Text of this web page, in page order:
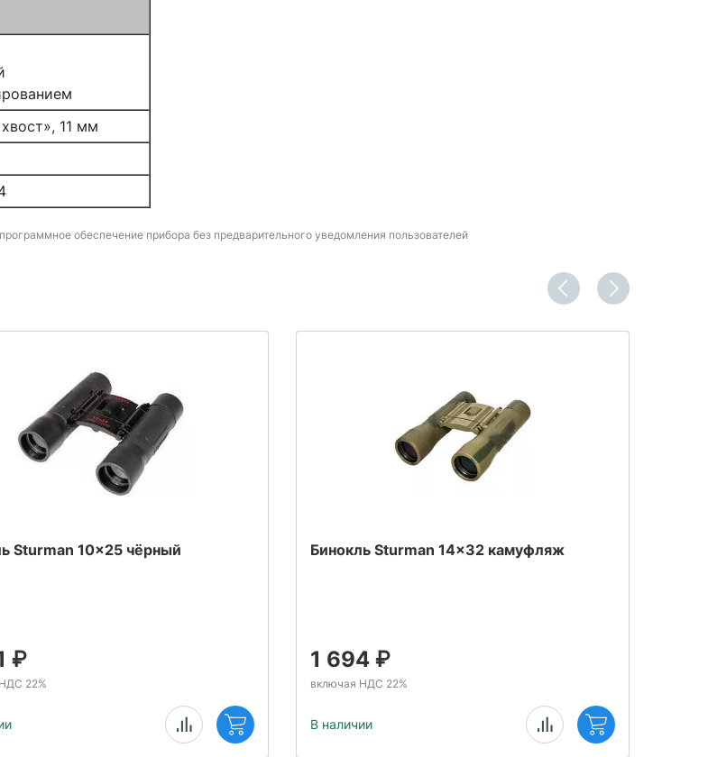
11 мм
обеспечение прибора без предварительного уведомления пользователей
Sturman 10x25 чёрный
₽
22%
Бинокль Sturman 14x32 камуфляж
1 694 ₽
включая НДС 22%
В наличии